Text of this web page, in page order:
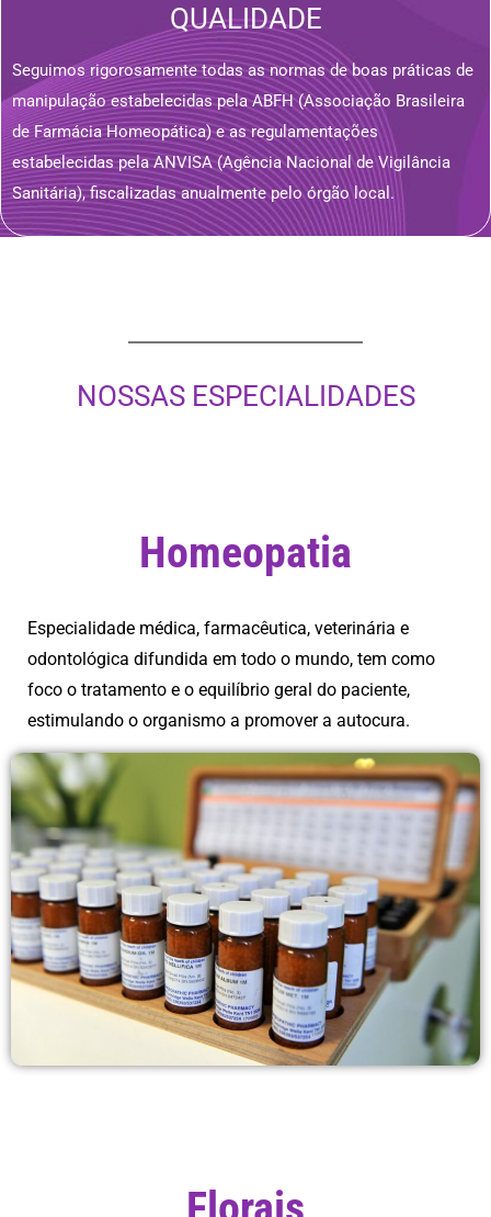
QUALIDADE
Seguimos rigorosamente todas as normas de boas práticas de
manipulação estabelecidas pela ABFH (Associação Brasileira
de Farmácia Homeopática) e as regulamentações
estabelecidas pela ANVISA (Agência Nacional de Vigilância
Sanitária), fiscalizadas anualmente pelo órgão local.
NOSSAS ESPECIALIDADES
Homeopatia
Especialidade médica, farmacêutica, veterinária e
odontológica difundida em todo o mundo, tem como
foco o tratamento e o equilíbrio geral do paciente,
estimulando o organismo a promover a autocura.